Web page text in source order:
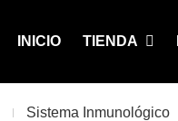
INICIO TIENDA
Sistema Inmunológico